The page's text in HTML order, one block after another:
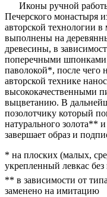
Иконы ручной
Печерского монастыря
авторской технологии
выполнены на
древесины, в
поперечными шпонками.
паволокой*, после чего
авторской технике
высококачественными
выцветанию. В
позолотчику который
натурального золота**
завершает образ и
* на плоских (малых,
укрепленный левкас без
** в зависимости от
заменено на имитацию